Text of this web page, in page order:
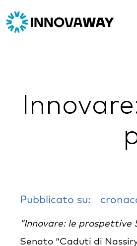
Pubblicato su:
“Innovare: le prospettive
Senato “Caduti di